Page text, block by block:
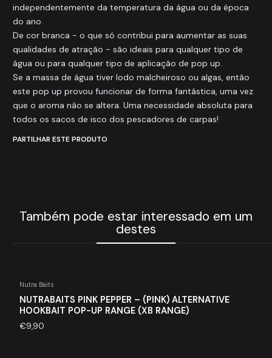
independentemente da temperatura da água ou da época
do ano.
De cor branca - o que só contribui para aumentar as suas
qualidades de atração - são ideais para qualquer tipo de
água ou para qualquer tipo de aplicação de pop up.
Se a massa de água tiver lodo malcheiroso ou algas, então
este pop up provou funcionar de forma fantástica, uma vez
que o aroma não se altera. Uma necessidade absoluta para
todos os sacos de isco dos pescadores de carpas!
PARTILHAR ESTE PRODUTO
Também pode estar interessado em um
destes
Nutra Baits
NUTRABAITS PINK PEPPER – (PINK) ALTERNATIVE
HOOKBAIT POP-UP RANGE (XB RANGE)
€9,90